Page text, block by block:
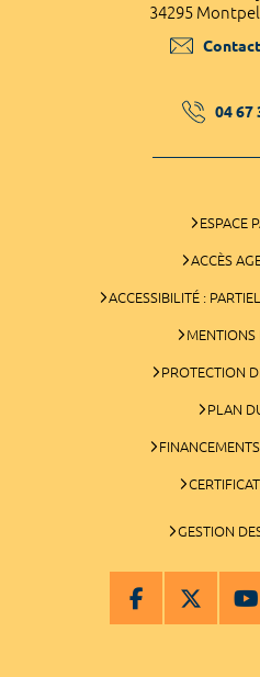
34295
04 67
ESPACE
ACCÈS
ACCESSIBILITÉ :
MENTIONS
PROTECTION
PLAN
GESTION